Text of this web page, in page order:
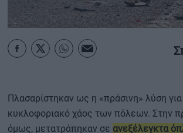
ΚΑΡΑΜΠΟΛΕΣ
ΤΑΥΤΟΤΗΤΑ
Πλασαρίστηκαν ως η «πράσινη» λύση
κυκλοφοριακό χάος των πόλεων. Στην
όμως, μετατράπηκαν σε ανεξέλεγκτα